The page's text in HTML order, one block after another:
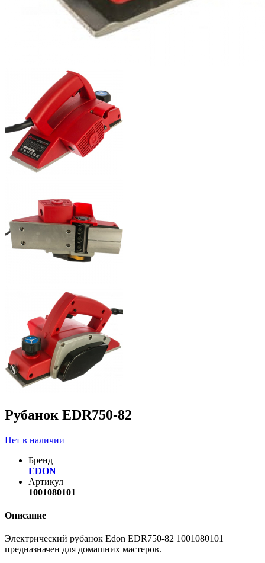
Рубанок EDR750-82
Нет в наличии
Бренд
EDON
Артикул
1001080101
Описание
Электрический рубанок Edon EDR750-82 1001080101
предназначен для домашних мастеров.